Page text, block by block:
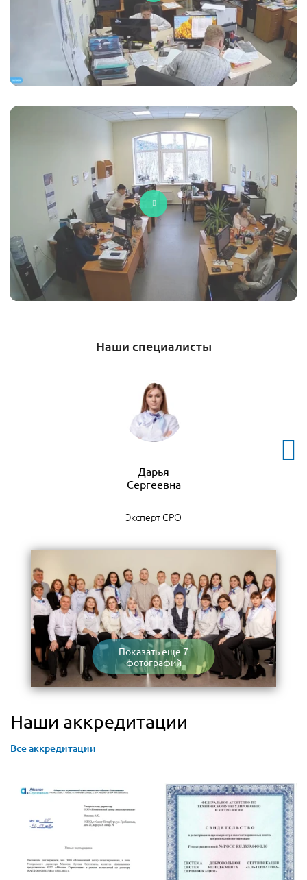
Наши специалисты
Дарья
Сергеевна
Эксперт СРО
Показать еще 7
фотографий
Наши аккредитации
Все аккредитации